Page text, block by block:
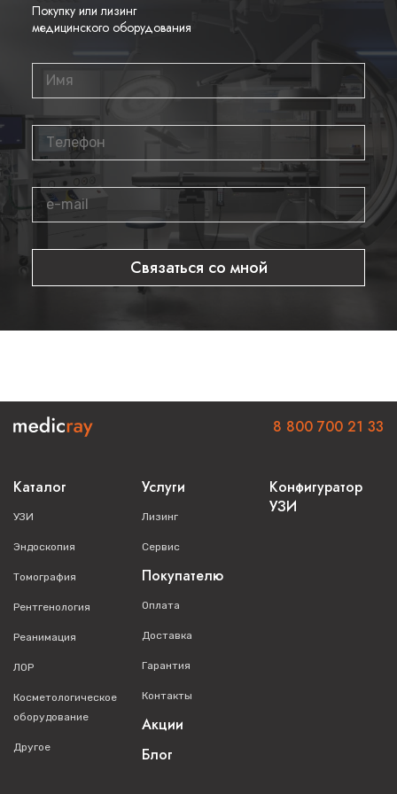
таза. Его универсальные характеристики делают его
незаменимым инструментом для врачей-диагностов,
Почему стоит выбрать этот
датчик?
Профессиональное качество изображения
Универсальность применения
Оптимальное соотношение цены и качества
Где купить?
или оставьте заявку на сайте. Наши специалисты
предоставят вам подробную консультацию и помогут с
Покупку или лизинг
медицинского оборудования
Связаться со мной
Каталог
УЗИ
Эндоскопия
Томография
Рентгенология
Реанимация
ЛОР
Косметологическое
оборудование
Другое
Услуги
Лизинг
Сервис
Покупателю
Оплата
Доставка
Гарантия
Контакты
Акции
Блог
Конфигуратор
УЗИ
8 800 700 21 33